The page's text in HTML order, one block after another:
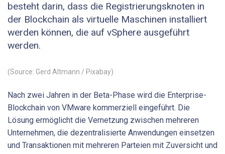
besteht darin, dass die Registrierungsknoten in
der Blockchain als virtuelle Maschinen installiert
werden können, die auf vSphere ausgeführt
werden.
(Source: Gerd Altmann / Pixabay)
Nach zwei Jahren in der Beta-Phase wird die Enterprise-
Blockchain von VMware kommerziell eingeführt. Die
Lösung ermöglicht die Vernetzung zwischen mehreren
Unternehmen, die dezentralisierte Anwendungen einsetzen
und Transaktionen mit mehreren Parteien mit Zuversicht und